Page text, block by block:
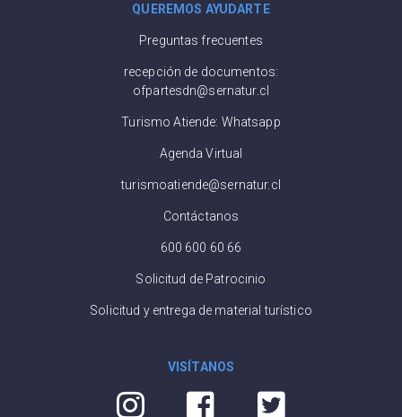
QUEREMOS AYUDARTE
Preguntas frecuentes
recepción de documentos:
ofpartesdn@sernatur.cl
Turismo Atiende: Whatsapp
Agenda Virtual
turismoatiende@sernatur.cl
Contáctanos
600 600 60 66
Solicitud de Patrocinio
Solicitud y entrega de material turístico
VISÍTANOS